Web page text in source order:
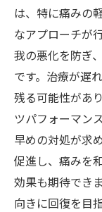
は、特に痛みの
なアプローチが
我の悪化を防ぎ
です。治療が遅
残る可能性があ
ツパフォーマン
早めの対処が求
促進し、痛みを
効果も期待でき
向きに回復を目